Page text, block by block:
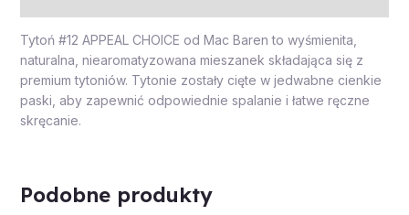
Tytoń #12 APPEAL CHOICE od Mac Baren to wyśmienita,
naturalna, niearomatyzowana mieszanek składająca się z
premium tytoniów. Tytonie zostały cięte w jedwabne cienkie
paski, aby zapewnić odpowiednie spalanie i łatwe ręczne
skręcanie.
Podobne produkty